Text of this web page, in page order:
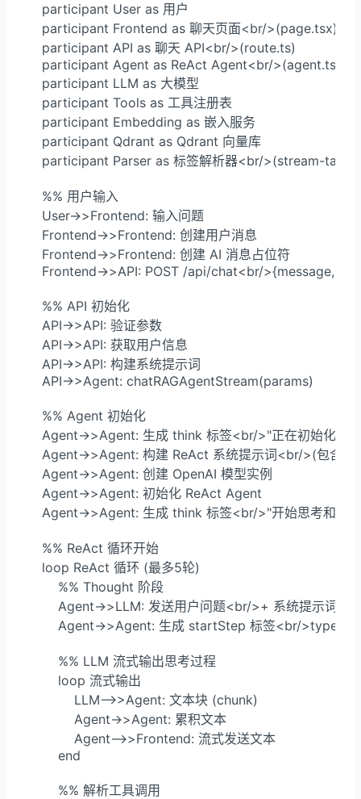
    participant User as 用户
    participant Frontend as 聊天页面<br/>(page.tsx)
    participant API as 聊天 API<br/>(route.ts)
    participant Agent as ReAct Agent<br/>(agent.ts)
    participant LLM as 大模型
    participant Tools as 工具注册表
    participant Embedding as 嵌入服务
    participant Qdrant as Qdrant 向量库
    participant Parser as 标签解析器<br/>(stream-tags)
    %% 用户输入
    User->>Frontend: 输入问题
    Frontend->>Frontend: 创建用户消息
    Frontend->>Frontend: 创建 AI 消息占位符
Frontend->>API: POST /api/chat<br/>{message,
    %% API 初始化
    API->>API: 验证参数
    API->>API: 获取用户信息
    API->>API: 构建系统提示词
    API->>Agent: chatRAGAgentStream(params)
    %% Agent 初始化
Agent->>Agent: 生成 think 标签<br/>"正在初始化
Agent->>Agent: 构建 ReAct 系统提示词<br/>(包含工
    Agent->>Agent: 创建 OpenAI 模型实例
    Agent->>Agent: 初始化 ReAct Agent
Agent->>Agent: 生成 think 标签<br/>"开始思考和检索
    %% ReAct 循环开始
    loop ReAct 循环 (最多5轮)
        %% Thought 阶段
Agent->>LLM: 发送用户问题<br/>+ 系统提示词
Agent->>Agent: 生成 startStep 标签<br/
        %% LLM 流式输出思考过程
        loop 流式输出
            LLM-->>Agent: 文本块 (chunk)
            Agent->>Agent: 累积文本
            Agent-->>Frontend: 流式发送文本
        end
        %% 解析工具调用